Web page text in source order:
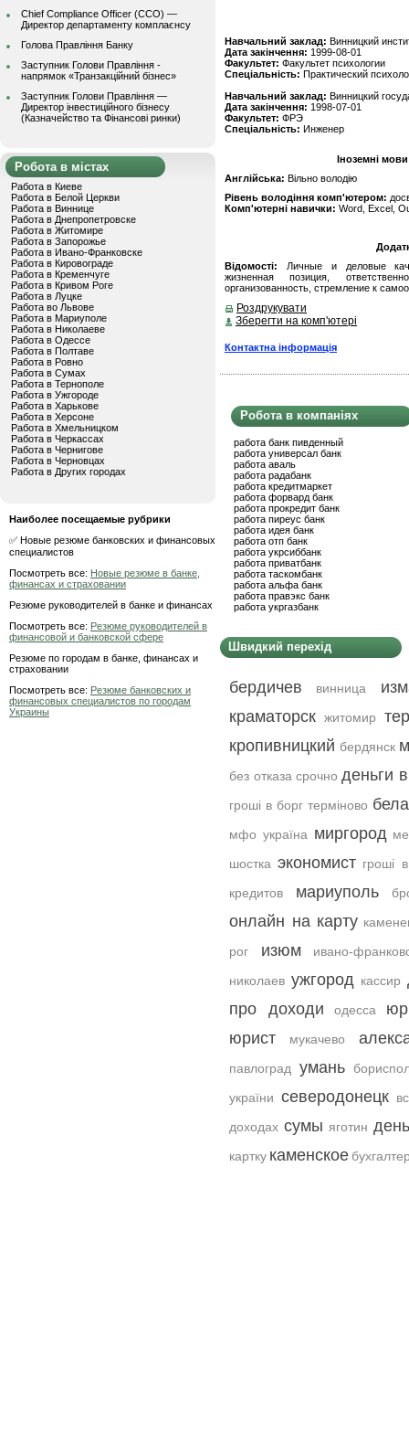
Chief Compliance Officer (CCO) —
Директор департаменту комплаєнсу
Голова Правління Банку
Заступник Голови Правління -
напрямок «Транзакційний бізнес»
Заступник Голови Правління —
Директор інвестиційного бізнесу
(Казначейство та Фінансові ринки)
Робота в містах
Работа в Киеве
Работа в Белой Церкви
Работа в Виннице
Работа в Днепропетровске
Работа в Житомире
Работа в Запорожье
Работа в Ивано-Франковске
Работа в Кировограде
Работа в Кременчуге
Работа в Кривом Роге
Работа в Луцке
Работа во Львове
Работа в Мариуполе
Работа в Николаеве
Работа в Одессе
Работа в Полтаве
Работа в Ровно
Работа в Сумах
Работа в Тернополе
Работа в Ужгороде
Работа в Харькове
Работа в Херсоне
Работа в Хмельницком
Работа в Черкассах
Работа в Чернигове
Работа в Черновцах
Работа в Других городах
Наиболее посещаемые рубрики
✅ Новые резюме банковских и финансовых
специалистов
Посмотреть все: Новые резюме в банке,
финансах и страховании
Резюме руководителей в банке и финансах
Посмотреть все: Резюме руководителей в
финансовой и банковской сфере
Резюме по городам в банке, финансах и
страховании
Посмотреть все: Резюме банковских и
финансовых специалистов по городам
Украины
Навчальний заклад: Винницкий
Дата закінчення: 1999-08-01
Факультет: Факультет психологии
Спеціальність: Практический
Навчальний заклад: Винницкий
Дата закінчення: 1998-07-01
Факультет: ФРЭ
Спеціальність: Инженер
Іноземні
Англійська: Вільно володію
Рівень володіння комп'ютером:
Комп'ютерні навички: Word, Excel,
Відомості: Личные и деловые
жизненная позиция,
организованность, стремление к
Роздрукувати
Зберегти на комп'ютері
Контактна інформація
Робота в компаніях
работа банк пивденный
работа универсал банк
работа аваль
работа радабанк
работа кредитмаркет
работа форвард банк
работа прокредит банк
работа пиреус банк
работа идея банк
работа отп банк
работа укрсиббанк
работа приватбанк
работа таскомбанк
работа альфа банк
работа правэкс банк
работа укргазбанк
Швидкий перехід
бердичев винница
краматорск житомир
кропивницкий бердянск
без отказа срочно деньги
гроші в борг терміново
мфо україна миргород
шостка экономист гроші
кредитов
мариуполь
онлайн на карту
рог
изюм
ивано-
николаев ужгород кассир
про доходи
одесса
юрист
мукачево
павлоград умань
україни северодонецк
доходах сумы яготин
картку каменское